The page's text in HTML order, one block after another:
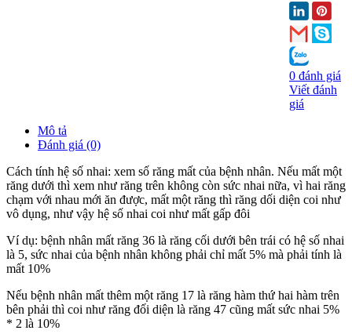
0 đánh giá
Viết đánh
giá
Mô tả
Đánh giá (0)
Cách tính hệ số nhai: xem số răng mất của bệnh nhân. Nếu mất một
răng dưới thì xem như răng trên không còn sức nhai nữa, vì hai răng
chạm với nhau mới ăn được, mất một răng thì răng dối diện coi như
vô dụng, như vậy hệ số nhai coi như mất gấp đôi
Ví dụ: bệnh nhân mất răng 36 là răng cối dưới bên trái có hệ số nhai
là 5, sức nhai của bệnh nhân không phải chỉ mất 5% mà phải tính là
mất 10%
Nếu bệnh nhân mất thêm một răng 17 là răng hàm thứ hai hàm trên
bên phải thì coi như răng đối diện là răng 47 cũng mất sức nhai 5%
* 2 là 10%